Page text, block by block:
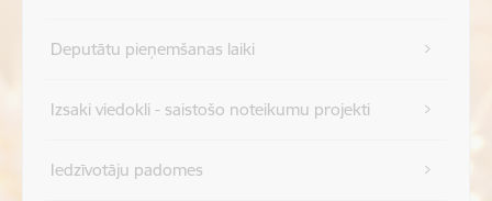
Deputātu pieņemšanas laiki
Izsaki viedokli - saistošo noteikumu projekti
Iedzīvotāju padomes